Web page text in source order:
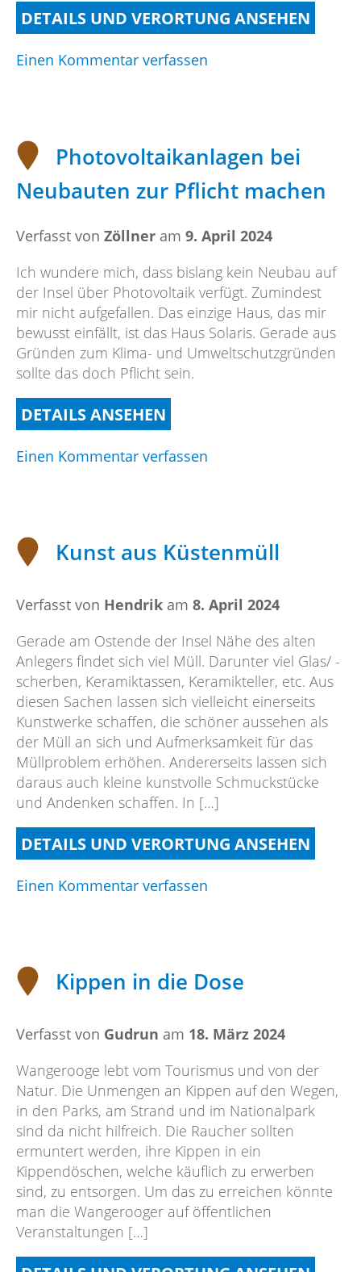
DETAILS UND VERORTUNG ANSEHEN
Einen Kommentar verfassen
Photovoltaikanlagen bei
Neubauten zur Pflicht machen
Verfasst von Zöllner am 9. April 2024
Ich wundere mich, dass bislang kein Neubau auf
der Insel über Photovoltaik verfügt. Zumindest
mir nicht aufgefallen. Das einzige Haus, das mir
bewusst einfällt, ist das Haus Solaris. Gerade aus
Gründen zum Klima- und Umweltschutzgründen
sollte das doch Pflicht sein.
DETAILS ANSEHEN
Einen Kommentar verfassen
Pflicht
Kunst aus Küstenmüll
Verfasst von Hendrik am 8. April 2024
Gerade am Ostende der Insel Nähe des alten
Anlegers findet sich viel Müll. Darunter viel Glas/ -
scherben, Keramiktassen, Keramikteller, etc. Aus
diesen Sachen lassen sich vielleicht einerseits
Kunstwerke schaffen, die schöner aussehen als
der Müll an sich und Aufmerksamkeit für das
Müllproblem erhöhen. Andererseits lassen sich
daraus auch kleine kunstvolle Schmuckstücke
und Andenken schaffen. In […]
DETAILS UND VERORTUNG ANSEHEN
Einen Kommentar verfassen
Kippen in die Dose
Verfasst von Gudrun am 18. März 2024
Wangerooge lebt vom Tourismus und von der
Natur. Die Unmengen an Kippen auf den Wegen,
in den Parks, am Strand und im Nationalpark
sind da nicht hilfreich. Die Raucher sollten
ermuntert werden, ihre Kippen in ein
Kippendöschen, welche käuflich zu erwerben
sind, zu entsorgen. Um das zu erreichen könnte
man die Wangerooger auf öffentlichen
Veranstaltungen […]